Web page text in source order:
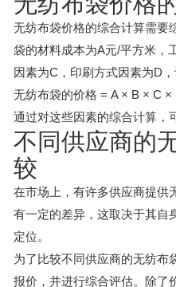
无纺布袋价格的综合计算需要
袋的材料成本为A元/平方米，
因素为C，印刷方式因素为D，
无纺布袋的价格 = A × B × C ×
通过对这些因素的综合计算，
不同供应商的
较
在市场上，有许多供应商提供
有一定的差异，这取决于其自
定位。
为了比较不同供应商的无纺布
报价，并进行综合评估。除了